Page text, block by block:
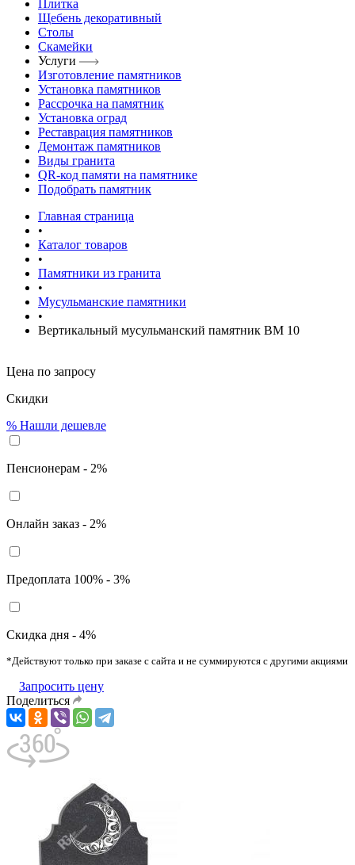
Плитка
Щебень декоративный
Столы
Скамейки
Услуги
Изготовление памятников
Установка памятников
Рассрочка на памятник
Установка оград
Реставрация памятников
Демонтаж памятников
Виды гранита
QR-код памяти на памятнике
Подобрать памятник
Главная страница
•
Каталог товаров
•
Памятники из гранита
•
Мусульманские памятники
•
Вертикальный мусульманский памятник ВМ 10
Цена по запросу
Скидки
% Нашли дешевле
Пенсионерам - 2%
Онлайн заказ - 2%
Предоплата 100% - 3%
Скидка дня - 4%
*Действуют только при заказе с сайта и не суммируются с другими акциями
Запросить цену
Поделиться